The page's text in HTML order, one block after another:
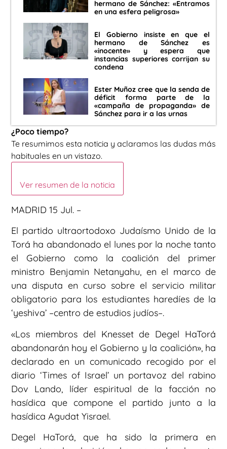
hermano de Sánchez: «Entramos
en una esfera peligrosa»
El Gobierno insiste en que el
hermano de Sánchez es
«inocente» y espera que
instancias superiores corrijan su
condena
Ester Muñoz cree que la senda de
déficit forma parte de la
«campaña de propaganda» de
Sánchez para ir a las urnas
¿Poco tiempo?
Te resumimos esta noticia y aclaramos las dudas más
habituales en un vistazo.
Ver resumen de la noticia
MADRID 15 Jul. –
El partido ultraortodoxo Judaísmo Unido de la
Torá ha abandonado el lunes por la noche tanto
el Gobierno como la coalición del primer
ministro Benjamin Netanyahu, en el marco de
una disputa en curso sobre el servicio militar
obligatorio para los estudiantes haredíes de la
‘yeshiva’ –centro de estudios judíos–.
«Los miembros del Knesset de Degel HaTorá
abandonarán hoy el Gobierno y la coalición», ha
declarado en un comunicado recogido por el
diario ‘Times of Israel’ un portavoz del rabino
Dov Lando, líder espiritual de la facción no
hasídica que compone el partido junto a la
hasídica Agudat Yisrael.
Degel HaTorá, que ha sido la primera en